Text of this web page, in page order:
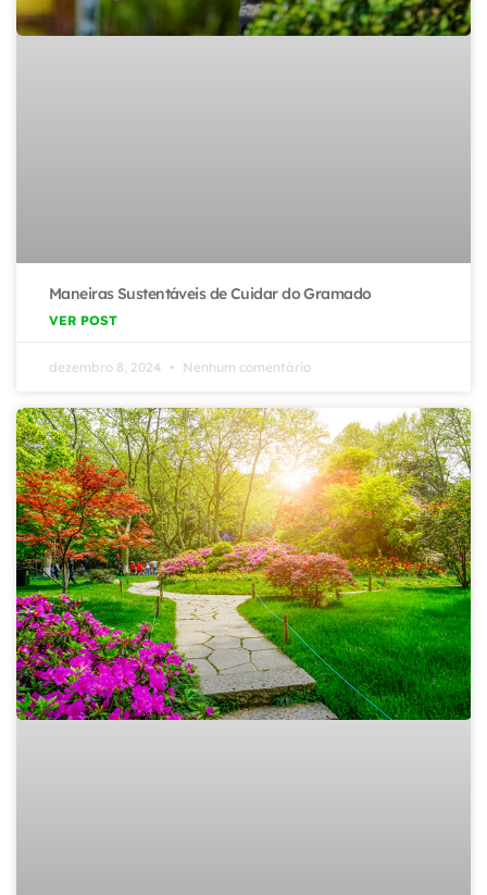
Maneiras Sustentáveis de Cuidar do Gramado
VER POST
dezembro 8, 2024 Nenhum comentário